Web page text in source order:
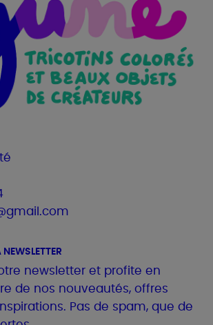
newsletter et profite en
de nos nouveautés, offres
Pas de spam, que de